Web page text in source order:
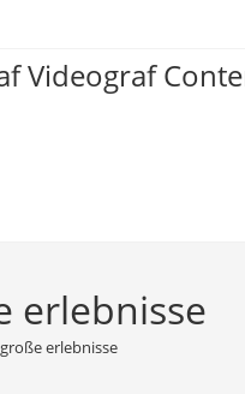
Videograf
erlebnisse
große erlebnisse